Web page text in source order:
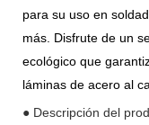
para su uso en
más. Disfrute de un
ecológico que
láminas de acero al
● Descripción del